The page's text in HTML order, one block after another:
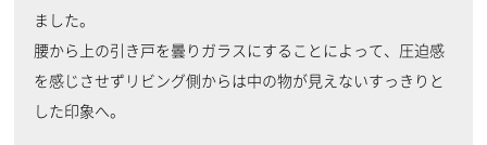
ました。
腰から上の引き戸を曇りガラスにすることによって、圧迫感
を感じさせずリビング側からは中の物が見えないすっきりと
した印象へ。